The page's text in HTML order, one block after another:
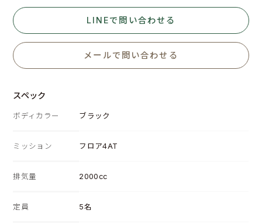
LINEで問い合わせる
メールで問い合わせる
スペック
ボディカラー ブラック
ミッション フロア4AT
排気量 2000cc
定員 5名